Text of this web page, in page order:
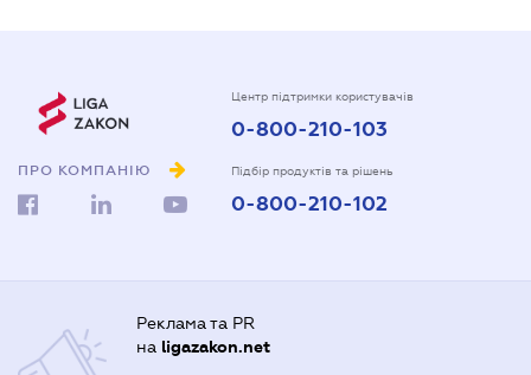
ПРО КОМПАНІЮ
Центр підтримки користувачів
0-800-210-103
Підбір продуктів та рішень
0-800-210-102
Реклама та PR
на ligazakon.net